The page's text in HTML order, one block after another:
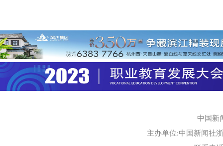
中国新
主办单位:中国新闻社